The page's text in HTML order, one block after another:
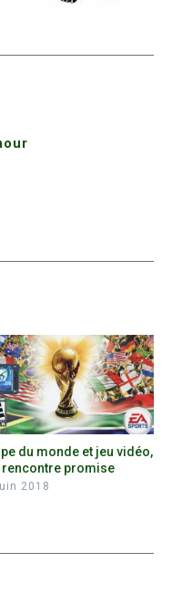
du monde et jeu vidéo,
rencontre promise
2018